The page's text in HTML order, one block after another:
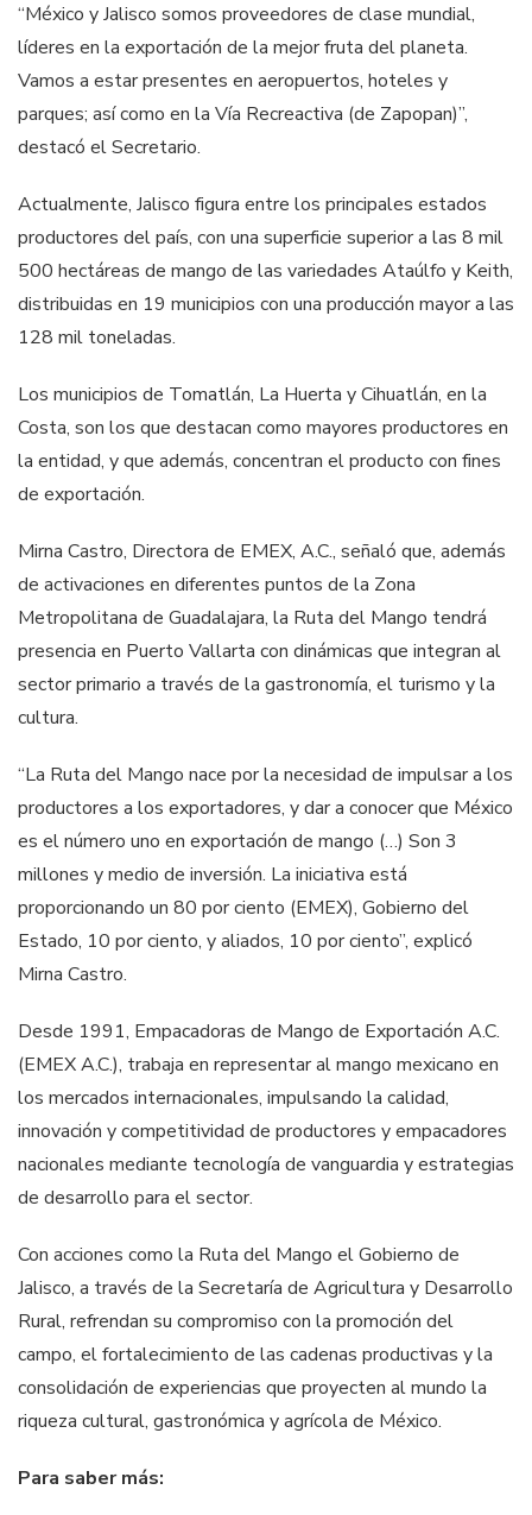
“México y Jalisco somos proveedores de clase mundial,
líderes en la exportación de la mejor fruta del planeta.
Vamos a estar presentes en aeropuertos, hoteles y
parques; así como en la Vía Recreactiva (de Zapopan)”,
destacó el Secretario.
Actualmente, Jalisco figura entre los principales estados
productores del país, con una superficie superior a las 8 mil
500 hectáreas de mango de las variedades Ataúlfo y Keith,
distribuidas en 19 municipios con una producción mayor a las
128 mil toneladas.
Los municipios de Tomatlán, La Huerta y Cihuatlán, en la
Costa, son los que destacan como mayores productores en
la entidad, y que además, concentran el producto con fines
de exportación.
Mirna Castro, Directora de EMEX, A.C., señaló que, además
de activaciones en diferentes puntos de la Zona
Metropolitana de Guadalajara, la Ruta del Mango tendrá
presencia en Puerto Vallarta con dinámicas que integran al
sector primario a través de la gastronomía, el turismo y la
cultura.
“La Ruta del Mango nace por la necesidad de impulsar a los
productores a los exportadores, y dar a conocer que México
es el número uno en exportación de mango (…) Son 3
millones y medio de inversión. La iniciativa está
proporcionando un 80 por ciento (EMEX), Gobierno del
Estado, 10 por ciento, y aliados, 10 por ciento”, explicó
Mirna Castro.
Desde 1991, Empacadoras de Mango de Exportación A.C.
(EMEX A.C.), trabaja en representar al mango mexicano en
los mercados internacionales, impulsando la calidad,
innovación y competitividad de productores y empacadores
nacionales mediante tecnología de vanguardia y estrategias
de desarrollo para el sector.
Con acciones como la Ruta del Mango el Gobierno de
Jalisco, a través de la Secretaría de Agricultura y Desarrollo
Rural, refrendan su compromiso con la promoción del
campo, el fortalecimiento de las cadenas productivas y la
consolidación de experiencias que proyecten al mundo la
riqueza cultural, gastronómica y agrícola de México.
Para saber más: